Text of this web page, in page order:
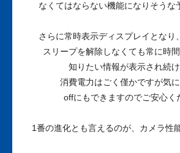
なくてはならない機能になりそうな
さらに常時表示ディスプレイとなり
スリープを解除しなくても常に時
知りたい情報が表示され続け
消費電力はごく僅かですが気
offにもできますのでご安心く
1番の進化とも言えるのが、カメラ性